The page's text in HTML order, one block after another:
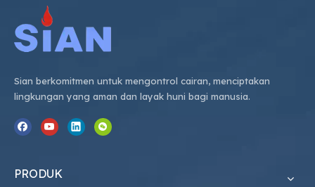
Sian berkomitmen untuk mengontrol cairan, menciptakan
lingkungan yang aman dan layak huni bagi manusia.
PRODUK